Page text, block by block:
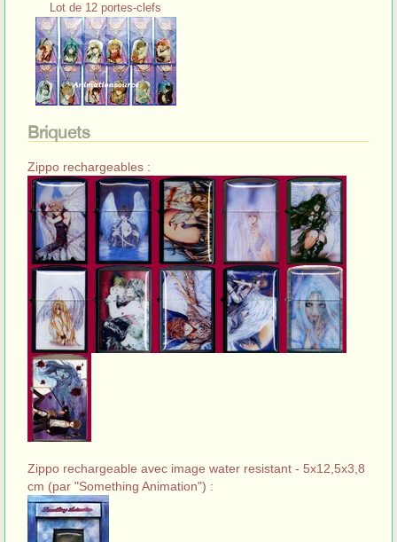
Lot de 12 portes-clefs
Briquets
Zippo rechargeables :
Zippo rechargeable avec image water resistant - 5x12,5x3,8
cm (par "Something Animation") :